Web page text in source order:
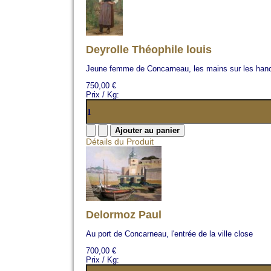
Deyrolle Théophile louis
Jeune femme de Concarneau, les mains sur les
750,00 €
Prix / Kg:
Détails du Produit
Delormoz Paul
Au port de Concarneau, l'entrée de la ville close
700,00 €
Prix / Kg: